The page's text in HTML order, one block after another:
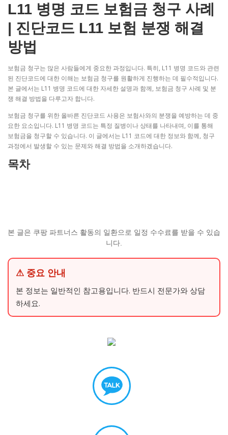
L11 병명 코드 보험금 청구 사례
| 진단코드 L11 보험 분쟁 해결
방법
보험금 청구는 많은 사람들에게 중요한 과정입니다. 특히, L11 병명 코드와 관련
된 진단코드에 대한 이해는 보험금 청구를 원활하게 진행하는 데 필수적입니다.
본 글에서는 L11 병명 코드에 대한 자세한 설명과 함께, 보험금 청구 사례 및 분
쟁 해결 방법을 다루고자 합니다.
보험금 청구를 위한 올바른 진단코드 사용은 보험사와의 분쟁을 예방하는 데 중
요한 요소입니다. L11 병명 코드는 특정 질병이나 상태를 나타내며, 이를 통해
보험금을 청구할 수 있습니다. 이 글에서는 L11 코드에 대한 정보와 함께, 청구
과정에서 발생할 수 있는 문제와 해결 방법을 소개하겠습니다.
목차
본 글은 쿠팡 파트너스 활동의 일환으로 일정 수수료를 받을 수 있습
니다.
⚠ 중요 안내
본 정보는 일반적인 참고용입니다. 반드시 전문가와 상담
하세요.